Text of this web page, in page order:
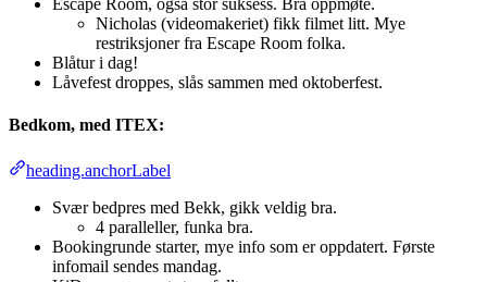
Escape Room, også stor suksess. Bra oppmøte.
Nicholas (videomakeriet) fikk filmet litt. Mye
restriksjoner fra Escape Room folka.
Blåtur i dag!
Låvefest droppes, slås sammen med oktoberfest.
Bedkom, med ITEX:
heading.anchorLabel
Svær bedpres med Bekk, gikk veldig bra.
4 paralleller, funka bra.
Bookingrunde starter, mye info som er oppdatert. Første
infomail sendes mandag.